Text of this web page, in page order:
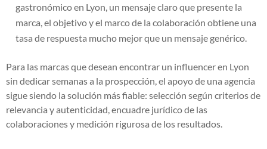
gastronómico en Lyon, un mensaje claro que presente la
marca, el objetivo y el marco de la colaboración obtiene una
tasa de respuesta mucho mejor que un mensaje genérico.
Para las marcas que desean encontrar un influencer en Lyon
sin dedicar semanas a la prospección, el apoyo de una agencia
sigue siendo la solución más fiable: selección según criterios de
relevancia y autenticidad, encuadre jurídico de las
colaboraciones y medición rigurosa de los resultados.